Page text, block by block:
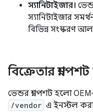
স্যানিটাইজার।
স্যানিটাইজার
বিভিন্ন সংস্করণ
বিক্রেতার
ভেন্ডর স্ন্যাপশট হলো
/vendor এ ইনস্টল করা